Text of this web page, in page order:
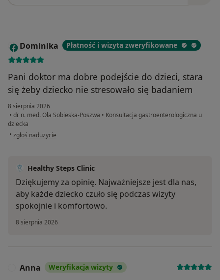
D Dominika Płatność i wizyta zweryfikowane
Pani doktor ma dobre podejście do dzieci, stara
się żeby dziecko nie stresowało się badaniem
8 sierpnia 2026
• dr n. med. Ola Sobieska-Poszwa • Konsultacja gastroenterologiczna u
dziecka
• w opinii użytkownika Dominika
zgłoś nadużycie
Healthy Steps Clinic
Dziękujemy za opinię. Najważniejsze jest dla nas,
aby każde dziecko czuło się podczas wizyty
spokojnie i komfortowo.
8 sierpnia 2026
Anna Weryfikacja wizyty